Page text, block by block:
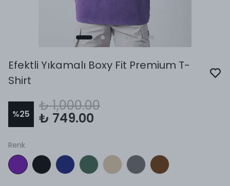
Efektli Yıkamalı Boxy Fit Premium T-
Shirt
%25
₺ 1,000.00
₺ 749.00
Renk